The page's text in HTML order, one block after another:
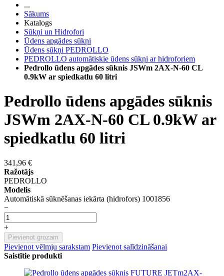
...
Sākums
Katalogs
Sūkņi un Hidrofori
Ūdens apgādes sūkņi
Ūdens sūkņi PEDROLLO
PEDROLLO automātiskie ūdens sūkņi ar hidroforiem
Pedrollo ūdens apgādes sūknis JSWm 2AX-N-60 CL
0.9kW ar spiedkatlu 60 litri
Pedrollo ūdens apgādes sūknis
JSWm 2AX-N-60 CL 0.9kW ar
spiedkatlu 60 litri
341,96 €
Ražotājs
PEDROLLO
Modelis
Automātiskā sūknēšanas iekārta (hidrofors) 1001856
−
+
Pievienot grozam
Pievienot vēlmju sarakstam Pievienot salīdzināšanai
Saistītie produkti